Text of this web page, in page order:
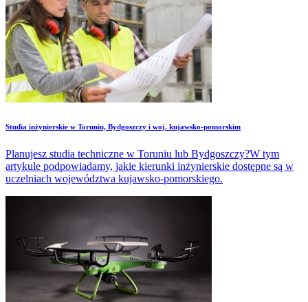
Studia inżynierskie w Toruniu, Bydgoszczy i woj. kujawsko-pomorskim
Planujesz studia techniczne w Toruniu lub Bydgoszczy?W tym
artykule podpowiadamy, jakie kierunki inżynierskie dostępne są w
uczelniach województwa kujawsko-pomorskiego.